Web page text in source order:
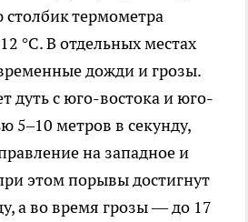
столбик термометра
°C. В отдельных местах
дожди и грозы.
дуть с юго-востока и юго-
5–10 метров в секунду,
на западное и
этом порывы достигнут
а во время грозы — до 17